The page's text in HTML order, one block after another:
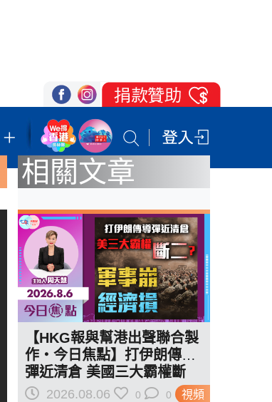
我們的立場 登記支持 聯絡我們
相關文章
視頻
【HKG報與幫港出聲聯合製
作‧今日焦點】打伊朗傳導
彈近清倉 美國三大霸權斷
二？軍事崩 經濟損
2026.08.06 0 0